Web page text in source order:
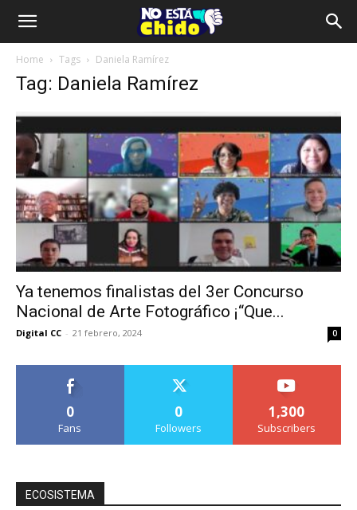
Home Tags Daniela Ramírez
Tag: Daniela Ramírez
Ya tenemos finalistas del 3er Concurso
Nacional de Arte Fotográfico ¡“Que...
Digital CC - 21 febrero, 2024 0
0
Fans
0
Followers
1,300
Subscribers
ECOSISTEMA